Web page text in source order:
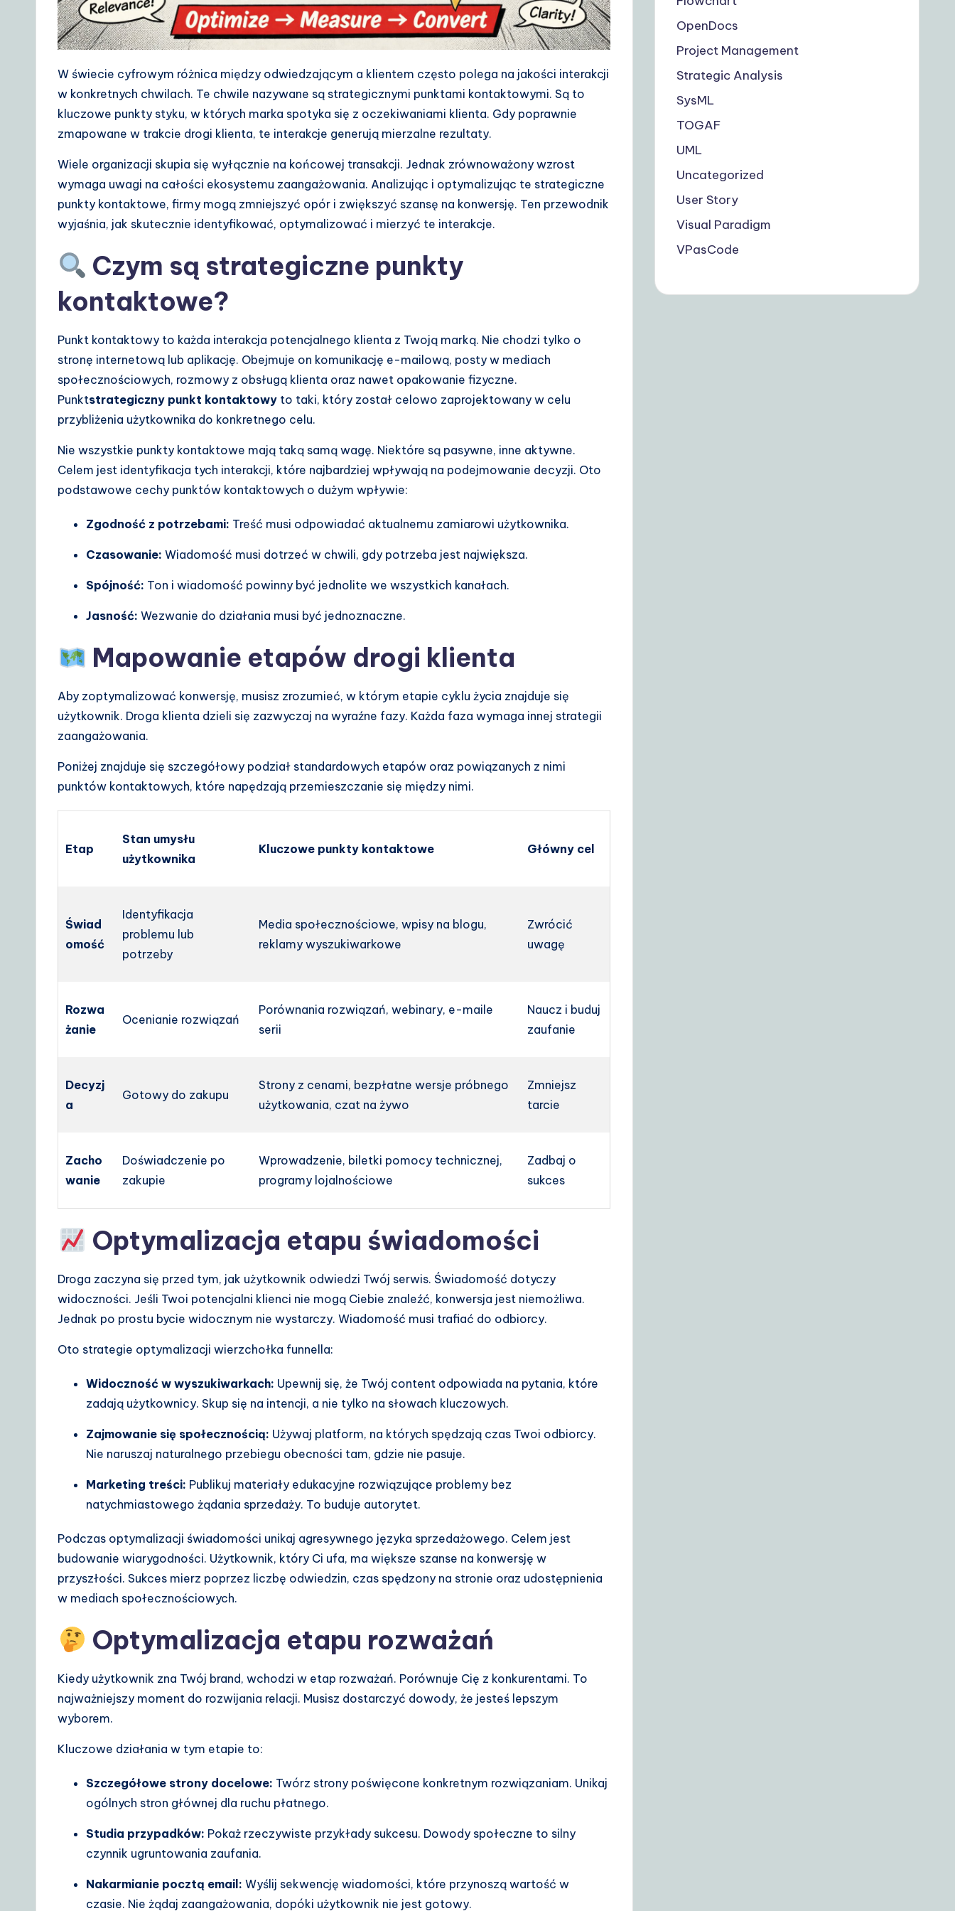
D
G
ui
ft
w
W świecie cyfrowym różnica między odwiedzającym a klientem często polega na jakości interakcji
w konkretnych chwilach. Te chwile nazywane są strategicznymi punktami kontaktowymi. Są to
kluczowe punkty styku, w których marka spotyka się z oczekiwaniami klienta. Gdy poprawnie
zmapowane w trakcie drogi klienta, te interakcje generują mierzalne rezultaty.
Wiele organizacji skupia się wyłącznie na końcowej transakcji. Jednak zrównoważony wzrost
wymaga uwagi na całości ekosystemu zaangażowania. Analizując i optymalizując te strategiczne
punkty kontaktowe, firmy mogą zmniejszyć opór i zwiększyć szansę na konwersję. Ten przewodnik
wyjaśnia, jak skutecznie identyfikować, optymalizować i mierzyć te interakcje.
Czym są strategiczne punkty
kontaktowe?
Punkt kontaktowy to każda interakcja potencjalnego klienta z Twoją marką. Nie chodzi tylko o
stronę internetową lub aplikację. Obejmuje on komunikację e-mailową, posty w mediach
społecznościowych, rozmowy z obsługą klienta oraz nawet opakowanie fizyczne.
Punktstrategiczny punkt kontaktowy to taki, który został celowo zaprojektowany w celu
przybliżenia użytkownika do konkretnego celu.
Nie wszystkie punkty kontaktowe mają taką samą wagę. Niektóre są pasywne, inne aktywne.
Celem jest identyfikacja tych interakcji, które najbardziej wpływają na podejmowanie decyzji. Oto
podstawowe cechy punktów kontaktowych o dużym wpływie:
Zgodność z potrzebami: Treść musi odpowiadać aktualnemu zamiarowi użytkownika.
Czasowanie: Wiadomość musi dotrzeć w chwili, gdy potrzeba jest największa.
Spójność: Ton i wiadomość powinny być jednolite we wszystkich kanałach.
Jasność: Wezwanie do działania musi być jednoznaczne.
Mapowanie etapów drogi klienta
Aby zoptymalizować konwersję, musisz zrozumieć, w którym etapie cyklu życia znajduje się
użytkownik. Droga klienta dzieli się zazwyczaj na wyraźne fazy. Każda faza wymaga innej strategii
zaangażowania.
Poniżej znajduje się szczegółowy podział standardowych etapów oraz powiązanych z nimi
punktów kontaktowych, które napędzają przemieszczanie się między nimi.
Etap
Stan umysłu
użytkownika
Kluczowe punkty kontaktowe Główny cel
Świad
omość
Identyfikacja
problemu lub
potrzeby
Media społecznościowe, wpisy na blogu,
reklamy wyszukiwarkowe
Zwrócić
uwagę
Rozwa
żanie
Ocenianie rozwiązań
Porównania rozwiązań, webinary, e-maile
serii
Naucz i buduj
zaufanie
Decyzj
a
Gotowy do zakupu
Strony z cenami, bezpłatne wersje próbnego
użytkowania, czat na żywo
Zmniejsz
tarcie
Zacho
wanie
Doświadczenie po
zakupie
Wprowadzenie, biletki pomocy technicznej,
programy lojalnościowe
Zadbaj o
sukces
Optymalizacja etapu świadomości
Droga zaczyna się przed tym, jak użytkownik odwiedzi Twój serwis. Świadomość dotyczy
widoczności. Jeśli Twoi potencjalni klienci nie mogą Ciebie znaleźć, konwersja jest niemożliwa.
Jednak po prostu bycie widocznym nie wystarczy. Wiadomość musi trafiać do odbiorcy.
Oto strategie optymalizacji wierzchołka funnella:
Widoczność w wyszukiwarkach: Upewnij się, że Twój content odpowiada na pytania, które
zadają użytkownicy. Skup się na intencji, a nie tylko na słowach kluczowych.
Zajmowanie się społecznością: Używaj platform, na których spędzają czas Twoi odbiorcy.
Nie naruszaj naturalnego przebiegu obecności tam, gdzie nie pasuje.
Marketing treści: Publikuj materiały edukacyjne rozwiązujące problemy bez
natychmiastowego żądania sprzedaży. To buduje autorytet.
Podczas optymalizacji świadomości unikaj agresywnego języka sprzedażowego. Celem jest
budowanie wiarygodności. Użytkownik, który Ci ufa, ma większe szanse na konwersję w
przyszłości. Sukces mierz poprzez liczbę odwiedzin, czas spędzony na stronie oraz udostępnienia
w mediach społecznościowych.
Optymalizacja etapu rozważań
Kiedy użytkownik zna Twój brand, wchodzi w etap rozważań. Porównuje Cię z konkurentami. To
najważniejszy moment do rozwijania relacji. Musisz dostarczyć dowody, że jesteś lepszym
wyborem.
Kluczowe działania w tym etapie to:
Szczegółowe strony docelowe: Twórz strony poświęcone konkretnym rozwiązaniam. Unikaj
ogólnych stron głównej dla ruchu płatnego.
Studia przypadków: Pokaż rzeczywiste przykłady sukcesu. Dowody społeczne to silny
czynnik ugruntowania zaufania.
Nakarmianie pocztą email: Wyślij sekwencję wiadomości, które przynoszą wartość w
czasie. Nie żądaj zaangażowania, dopóki użytkownik nie jest gotowy.
OpenDocs
Project Management
Strategic Analysis
SysML
TOGAF
UML
Uncategorized
User Story
Visual Paradigm
VPasCode